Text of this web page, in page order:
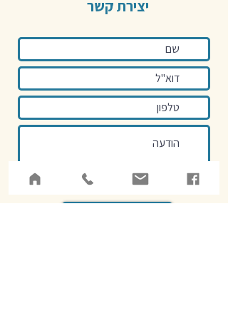
יצירת קשר
אני מאשר/ת את מדיניות הפרטיות
באתר